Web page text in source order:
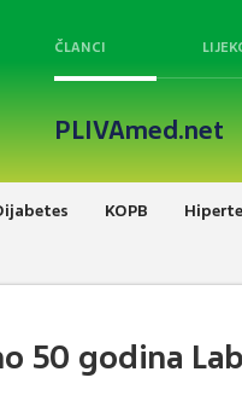
ČLANCI
PLIVAmed.net
KOPB
50 godina